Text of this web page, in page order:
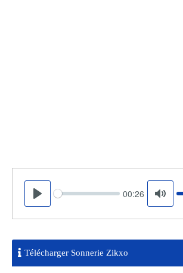
Play
Seek 00:26
Mute
Télécharger Sonnerie Zikxo